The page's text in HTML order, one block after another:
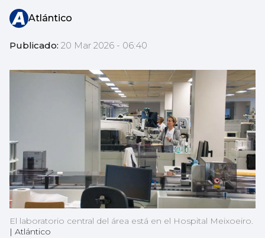
Atlántico
Publicado: 20 Mar 2026 - 06:40
El laboratorio central del área está en el Hospital Meixoeiro.
| Atlántico